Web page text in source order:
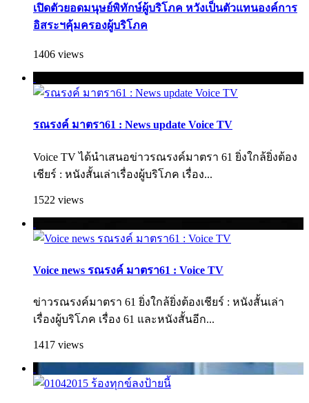
เปิดตัวยอดมนุษย์พิทักษ์ผู้บริโภค หวังเป็นตัวแทนองค์การ
อิสระฯคุ้มครองผู้บริโภค
1406 views
รณรงค์ มาตรา61 : News update Voice TV
Voice TV ได้นำเสนอข่าวรณรงค์มาตรา 61 ยิ่งใกล้ยิ่งต้อง
เชียร์ : หนังสั้นเล่าเรื่องผู้บริโภค เรื่อง...
1522 views
Voice news รณรงค์ มาตรา61 : Voice TV
ข่าวรณรงค์มาตรา 61 ยิ่งใกล้ยิ่งต้องเชียร์ : หนังสั้นเล่า
เรื่องผู้บริโภค เรื่อง 61 และหนังสั้นอีก...
1417 views